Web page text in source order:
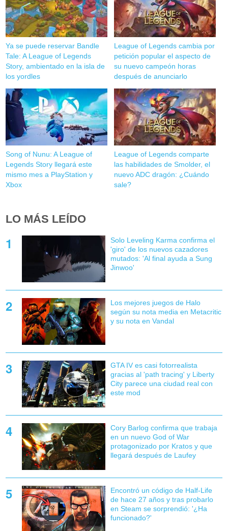
Ya se puede reservar Bandle
Tale: A League of Legends
Story, ambientado en la isla de
los yordles
League of Legends cambia por
petición popular el aspecto de
su nuevo campeón horas
después de anunciarlo
Song of Nunu: A League of
Legends Story llegará este
mismo mes a PlayStation y
Xbox
League of Legends comparte
las habilidades de Smolder, el
nuevo ADC dragón: ¿Cuándo
sale?
LO MÁS LEÍDO
Solo Leveling Karma confirma el
'giro' de los nuevos cazadores
mutados: 'Al final ayuda a Sung
Jinwoo'
Los mejores juegos de Halo
según su nota media en Metacritic
y su nota en Vandal
GTA IV es casi fotorrealista
gracias al 'path tracing' y Liberty
City parece una ciudad real con
este mod
Cory Barlog confirma que trabaja
en un nuevo God of War
protagonizado por Kratos y que
llegará después de Laufey
Encontró un código de Half-Life
de hace 27 años y tras probarlo
en Steam se sorprendió: '¿Ha
funcionado?'